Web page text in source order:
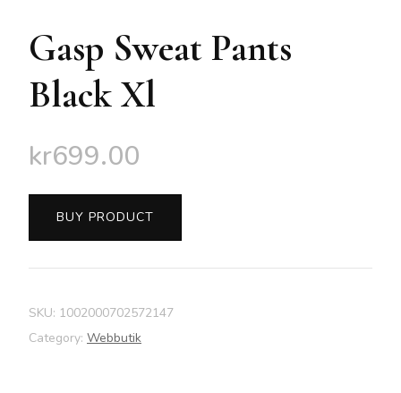
Gasp Sweat Pants
Black Xl
kr699.00
BUY PRODUCT
SKU: 1002000702572147
Category: Webbutik